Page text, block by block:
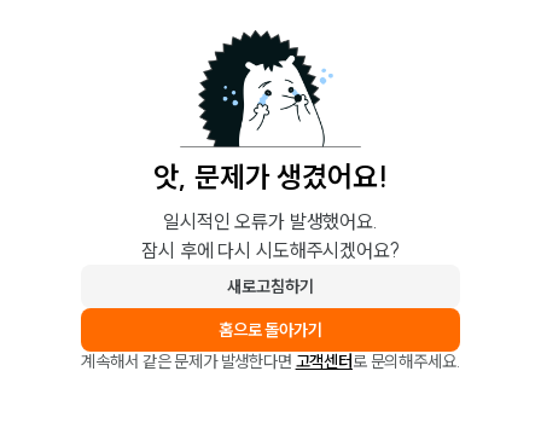
앗, 문제가 생겼어요!
일시적인 오류가 발생했어요.
잠시 후에 다시 시도해주시겠어요?
새로고침하기
홈으로 돌아가기
계속해서 같은 문제가 발생한다면 고객센터로 문의해주세요.